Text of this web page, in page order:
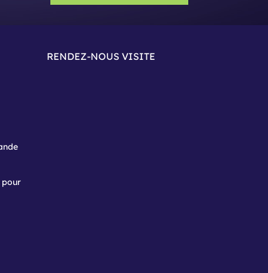
pour
RENDEZ-NOUS VISITE